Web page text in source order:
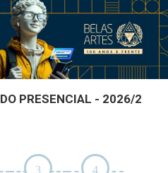
PRESENCIAL - 2026/2
3 4